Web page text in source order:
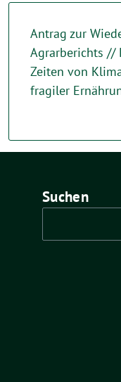
Antrag zur
Agrarberichts //
Zeiten von
fragiler
Suchen